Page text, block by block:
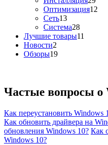
Оптимизация12
Сеть13
Система28
Лучшие товары11
Новости2
Обзоры19
Частые вопросы о
Как переустановить Windows
Как обновить драйвера на
обновления Windows 10? Как
Windows 10?